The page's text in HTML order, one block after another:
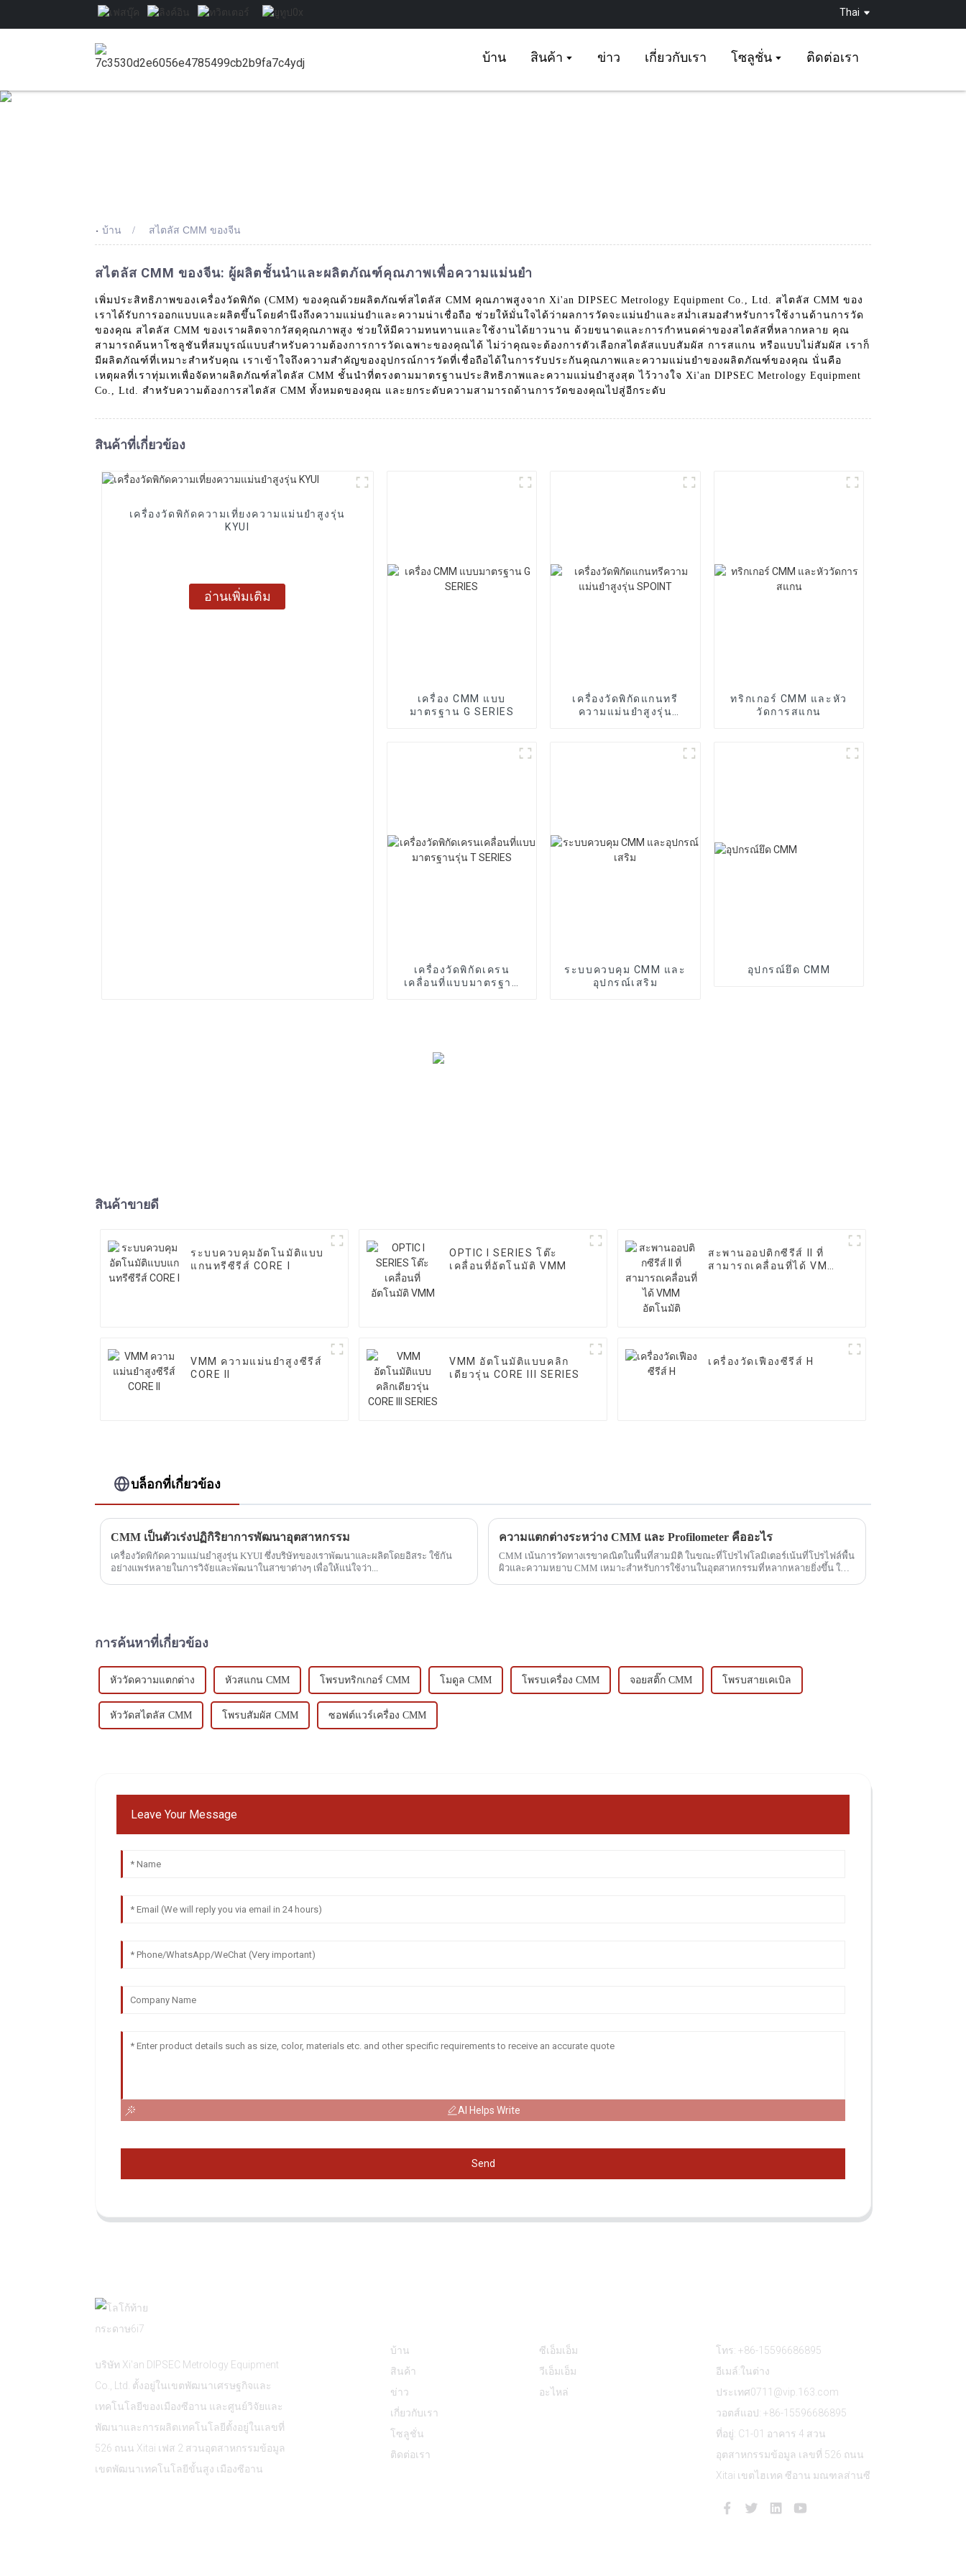
Thai
บ้าน สินค้า ข่าว เกี่ยวกับเรา โซลูชั่น ติดต่อเรา
- บ้าน สไตลัส CMM ของจีน
สไตลัส CMM ของจีน: ผู้ผลิตชั้นนำและผลิตภัณฑ์คุณภาพเพื่อความแม่นยำ
เพิ่มประสิทธิภาพของเครื่องวัดพิกัด (CMM) ของคุณด้วยผลิตภัณฑ์สไตลัส CMM คุณภาพสูงจาก Xi'an DIPSEC Metrology Equipment Co., Ltd. สไตลัส CMM ของ
เราได้รับการออกแบบและผลิตขึ้นโดยคำนึงถึงความแม่นยำและความน่าเชื่อถือ ช่วยให้มั่นใจได้ว่าผลการวัดจะแม่นยำและสม่ำเสมอสำหรับการใช้งานด้านการวัด
ของคุณ สไตลัส CMM ของเราผลิตจากวัสดุคุณภาพสูง ช่วยให้มีความทนทานและใช้งานได้ยาวนาน ด้วยขนาดและการกำหนดค่าของสไตลัสที่หลากหลาย คุณ
สามารถค้นหาโซลูชันที่สมบูรณ์แบบสำหรับความต้องการการวัดเฉพาะของคุณได้ ไม่ว่าคุณจะต้องการตัวเลือกสไตลัสแบบสัมผัส การสแกน หรือแบบไม่สัมผัส เราก็
มีผลิตภัณฑ์ที่เหมาะสำหรับคุณ เราเข้าใจถึงความสำคัญของอุปกรณ์การวัดที่เชื่อถือได้ในการรับประกันคุณภาพและความแม่นยำของผลิตภัณฑ์ของคุณ นั่นคือ
เหตุผลที่เราทุ่มเทเพื่อจัดหาผลิตภัณฑ์สไตลัส CMM ชั้นนำที่ตรงตามมาตรฐานประสิทธิภาพและความแม่นยำสูงสุด ไว้วางใจ Xi'an DIPSEC Metrology Equipment
Co., Ltd. สำหรับความต้องการสไตลัส CMM ทั้งหมดของคุณ และยกระดับความสามารถด้านการวัดของคุณไปสู่อีกระดับ
สินค้าที่เกี่ยวข้อง
เครื่องวัดพิกัดความเที่ยงความแม่นยำสูงรุ่น
KYUI
อ่านเพิ่มเติม
เครื่อง CMM แบบ
มาตรฐาน G SERIES
เครื่องวัดพิกัดแกนทรี
ความแม่นยำสูงรุ่น
ทริกเกอร์ CMM และหัว
วัดการสแกน
เครื่องวัดพิกัดเครน
เคลื่อนที่แบบมาตรฐาน
ระบบควบคุม CMM และ
อุปกรณ์เสริม
อุปกรณ์ยึด CMM
สินค้าขายดี
ระบบควบคุมอัตโนมัติแบบ
แกนทรีซีรีส์ CORE I
OPTIC I SERIES โต๊ะ
เคลื่อนที่อัตโนมัติ VMM
สะพานออปติกซีรีส์ II ที่
สามารถเคลื่อนที่ได้ VMM
VMM ความแม่นยำสูงซีรีส์
CORE II
VMM อัตโนมัติแบบคลิก
เดียวรุ่น CORE III SERIES
เครื่องวัดเฟืองซีรีส์ H
บล็อกที่เกี่ยวข้อง
CMM เป็นตัวเร่งปฏิกิริยาการพัฒนาอุตสาหกรรม
เครื่องวัดพิกัดความแม่นยำสูงรุ่น KYUI ซึ่งบริษัทของเราพัฒนาและผลิตโดยอิสระ ใช้กัน
อย่างแพร่หลายในการวิจัยและพัฒนาในสาขาต่างๆ เพื่อให้แน่ใจว่า...
ความแตกต่างระหว่าง CMM และ Profilometer คืออะไร
CMM เน้นการวัดทางเรขาคณิตในพื้นที่สามมิติ ในขณะที่โปรไฟโลมิเตอร์เน้นที่โปรไฟล์พื้น
ผิวและความหยาบ CMM เหมาะสำหรับการใช้งานในอุตสาหกรรมที่หลากหลายยิ่งขึ้น ใน
การค้นหาที่เกี่ยวข้อง
หัววัดความแตกต่าง หัวสแกน CMM โพรบทริกเกอร์ CMM โมดูล CMM โพรบเครื่อง CMM จอยสติ๊ก CMM โพรบสายเคเบิล
หัววัดสไตลัส CMM โพรบสัมผัส CMM ซอฟต์แวร์เครื่อง CMM
Leave Your Message
AI Helps Write
Send
บริษัท Xi'an DIPSEC Metrology Equipment
Co., Ltd. ตั้งอยู่ในเขตพัฒนาเศรษฐกิจและ
เทคโนโลยีของเมืองซีอาน และศูนย์วิจัยและ
พัฒนาและการผลิตเทคโนโลยีตั้งอยู่ในเลขที่
526 ถนน Xitai เฟส 2 สวนอุตสาหกรรมข้อมูล
เขตพัฒนาเทคโนโลยีขั้นสูง เมืองซีอาน
บ้าน
สินค้า
ข่าว
เกี่ยวกับเรา
โซลูชั่น
ติดต่อเรา
ซีเอ็มเอ็ม
วีเอ็มเอ็ม
อะไหล่
โทร: +86-15596686895
อีเมล์:ในต่าง
ประเทศ0711@vip.163.com
วอตส์แอป: +86-15596686895
ที่อยู่: C1-01 อาคาร 4 สวน
อุตสาหกรรมข้อมูล เลขที่ 526 ถนน
Xitai เขตไฮเทค ซีอาน มณฑลส่านซี